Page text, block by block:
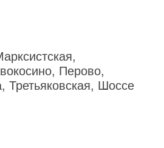
Перово,
Шоссе